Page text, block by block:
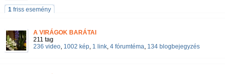
1friss esemény
A VIRÁGOK BARÁTAI
211 tag
236 video, 1002 kép, 1 link, 4 fórumtéma, 134 blogbejegyzés